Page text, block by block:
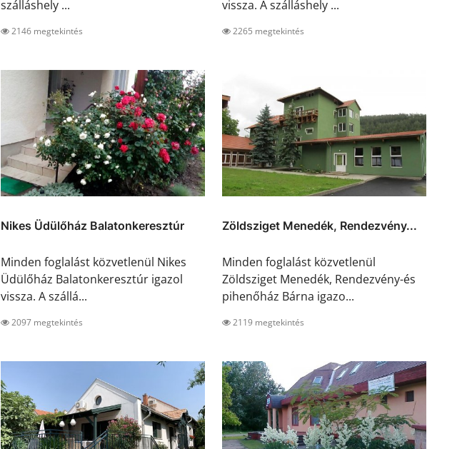
szálláshely ...
2146 megtekintés
vissza. A szálláshely ...
2265 megtekintés
Nikes Üdülőház Balatonkeresztúr
Minden foglalást közvetlenül Nikes
Üdülőház Balatonkeresztúr igazol
vissza. A szállá...
2097 megtekintés
Zöldsziget Menedék, Rendezvény...
Minden foglalást közvetlenül
Zöldsziget Menedék, Rendezvény-és
pihenőház Bárna igazo...
2119 megtekintés